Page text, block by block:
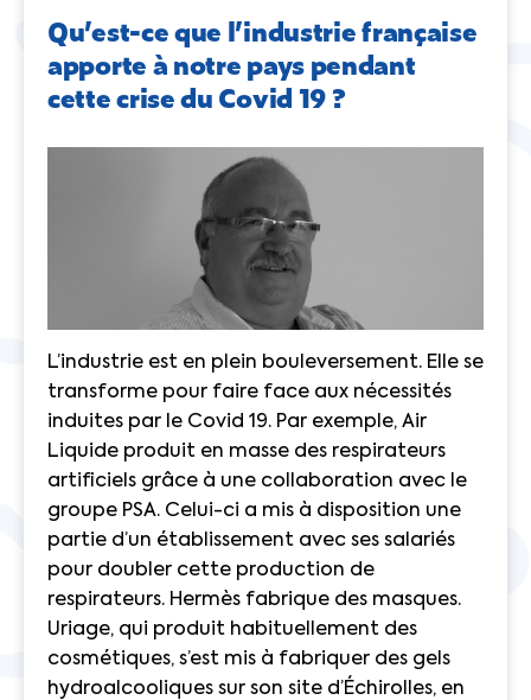
Qu’est-ce que l’industrie française
apporte à notre pays pendant
cette crise du Covid 19 ?
L’industrie est en plein bouleversement. Elle se
transforme pour faire face aux nécessités
induites par le Covid 19. Par exemple, Air
Liquide produit en masse des respirateurs
artificiels grâce à une collaboration avec le
groupe PSA. Celui-ci a mis à disposition une
partie d’un établissement avec ses salariés
pour doubler cette production de
respirateurs. Hermès fabrique des masques.
Uriage, qui produit habituellement des
cosmétiques, s’est mis à fabriquer des gels
hydroalcooliques sur son site d’Échirolles, en